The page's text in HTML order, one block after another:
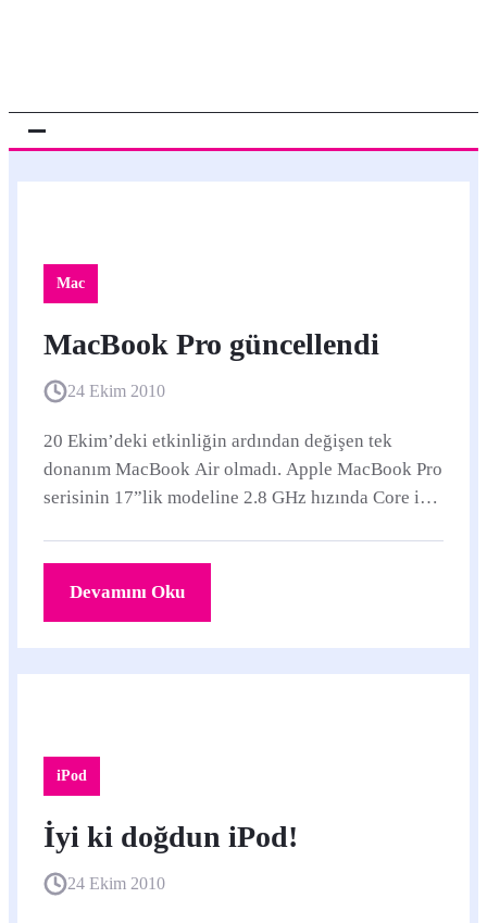
Mac
MacBook Pro güncellendi
24 Ekim 2010
20 Ekim’deki etkinliğin ardından değişen tek
donanım MacBook Air olmadı. Apple MacBook Pro
serisinin 17”lik modeline 2.8 GHz hızında Core i7
Devamını Oku
iPod
İyi ki doğdun iPod!
24 Ekim 2010